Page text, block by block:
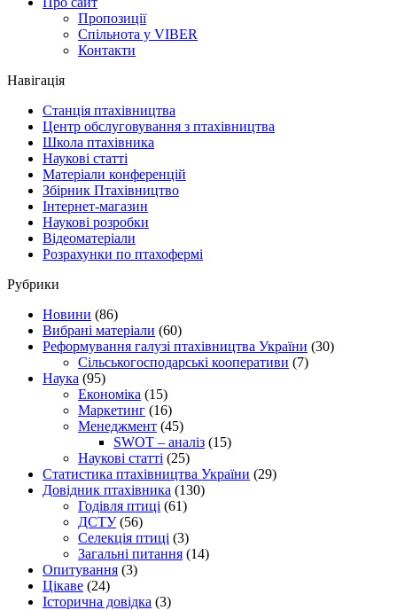
Пропозиції
Спільнота у VIBER
Контакти
Навігація
Станція птахівництва
Центр обслуговування з птахівництва
Школа птахівника
Наукові статті
Матеріали конференцій
Збірник Птахівництво
Інтернет-магазин
Наукові розробки
Відеоматеріали
Розрахунки по птахофермі
Рубрики
Новини (86)
Вибрані матеріали (60)
Реформування галузі птахівництва України (30)
Сільськогосподарські кооперативи (7)
Наука (95)
Економіка (15)
Маркетинг (16)
Менеджмент (45)
SWOT – аналіз (15)
Наукові статті (25)
Статистика птахівництва України (29)
Довідник птахівника (130)
Годівля птиці (61)
ДСТУ(56)
Селекція птиці (3)
Загальні питання (14)
Опитування (3)
Цікаве (24)
Історична довідка (3)